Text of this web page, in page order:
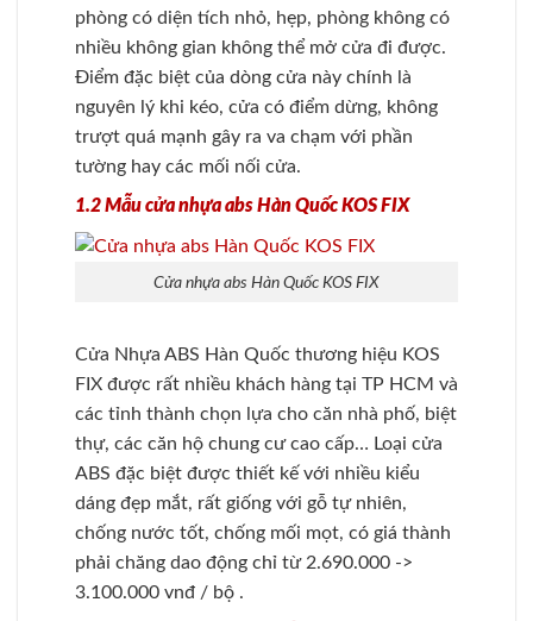
phòng có diện tích nhỏ, hẹp, phòng không có
nhiều không gian không thể mở cửa đi được.
Điểm đặc biệt của dòng cửa này chính là
nguyên lý khi kéo, cửa có điểm dừng, không
trượt quá mạnh gây ra va chạm với phần
tường hay các mối nối cửa.
1.2 Mẫu cửa nhựa abs Hàn Quốc KOS FIX
Cửa nhựa abs Hàn Quốc KOS FIX
Cửa Nhựa ABS Hàn Quốc thương hiệu KOS
FIX được rất nhiều khách hàng tại TP HCM và
các tỉnh thành chọn lựa cho căn nhà phố, biệt
thự, các căn hộ chung cư cao cấp… Loại cửa
ABS đặc biệt được thiết kế với nhiều kiểu
dáng đẹp mắt, rất giống với gỗ tự nhiên,
chống nước tốt, chống mối mọt, có giá thành
phải chăng dao động chỉ từ 2.690.000 ->
3.100.000 vnđ / bộ .